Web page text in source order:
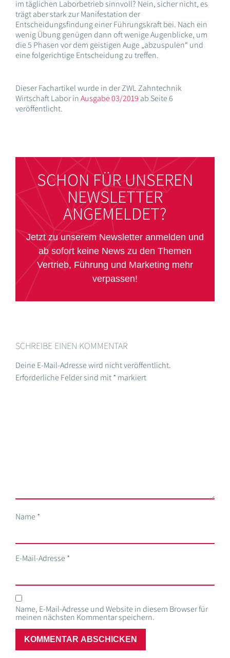
im täglichen Laborbetrieb sinnvoll? Nein, sicher nicht, es
trägt aber stark zur Manifestation der
Entscheidungsfindung einer Führungskraft bei. Nach ein
wenig Übung genügen dann oft wenige Augenblicke, um
die 5 Phasen vor dem geistigen Auge „abzuspulen“ und
eine folgerichtige Entscheidung zu treffen.
Dieser Fachartikel wurde in der ZWL Zahntechnik
Wirtschaft Labor inAusgabe 03/2019 ab Seite 6
veröffentlicht.
SCHON FÜR UNSEREN
NEWSLETTER
ANGEMELDET?
Jetzt zu unserem Newsletter anmelden und
ab sofort keine News zu den Themen
Vertrieb, Führung und Marketing mehr
verpassen!
SCHREIBE EINEN KOMMENTAR
Deine E-Mail-Adresse wird nicht veröffentlicht.
Erforderliche Felder sind mit* markiert
Name*
E-Mail-Adresse*
Name, E-Mail-Adresse und Website in diesem Browser für
meinen nächsten Kommentar speichern.